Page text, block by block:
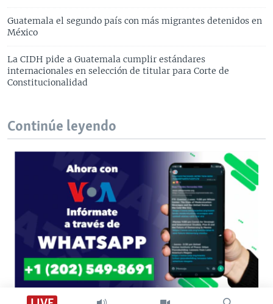
Guatemala el segundo país con más migrantes detenidos en
México
La CIDH pide a Guatemala cumplir estándares
internacionales en selección de titular para Corte de
Constitucionalidad
Continúe leyendo